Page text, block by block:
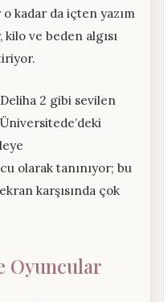
kadar da içten yazım
ve beden algısı
2 gibi sevilen
olarak tanınıyor; bu
karşısında çok
Oyuncular